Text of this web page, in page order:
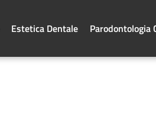
Estetica Dentale Parodontologia